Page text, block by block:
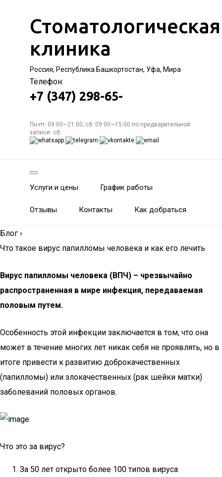
Стоматологическая
клиника
Россия, Республика Башкортостан, Уфа, Мира
Телефон:
+7 (347) 298-65-
Пн-пт: 09:00—21:00; сб: 09:00—15:00 по предварительной
записи: сб
Услуги и цены График работы
Отзывы Контакты Как добраться
Блог ›
Что такое вирус папилломы человека и как его лечить
Bирус папилломы человека (ВПЧ) – чрезвычайно
распространенная в мире инфекция, передаваемая
половым путем.
Особенность этой инфекции заключается в том, что она
может в течение многих лет никак себя не проявлять, но в
итоге привести к развитию доброкачественных
(папилломы) или злокачественных (рак шейки матки)
заболеваний половых органов.
Что это за вирус?
За 50 лет открыто более 100 типов вируса